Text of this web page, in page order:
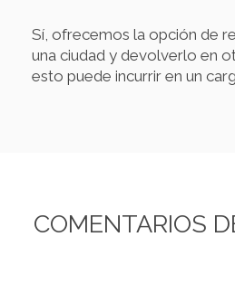
Sí, ofrecemos la opción de
una ciudad y devolverlo en
esto puede incurrir en un
COMENTARIOS